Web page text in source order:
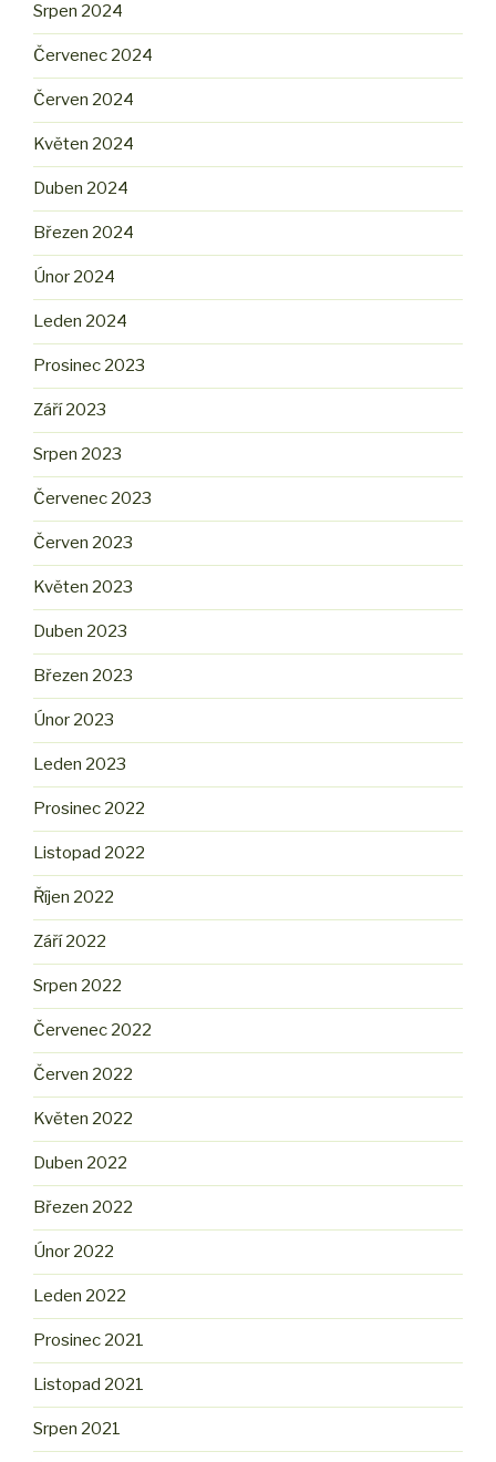
Srpen 2024
Červenec 2024
Červen 2024
Květen 2024
Duben 2024
Březen 2024
Únor 2024
Leden 2024
Prosinec 2023
Září 2023
Srpen 2023
Červenec 2023
Červen 2023
Květen 2023
Duben 2023
Březen 2023
Únor 2023
Leden 2023
Prosinec 2022
Listopad 2022
Říjen 2022
Září 2022
Srpen 2022
Červenec 2022
Červen 2022
Květen 2022
Duben 2022
Březen 2022
Únor 2022
Leden 2022
Prosinec 2021
Listopad 2021
Srpen 2021